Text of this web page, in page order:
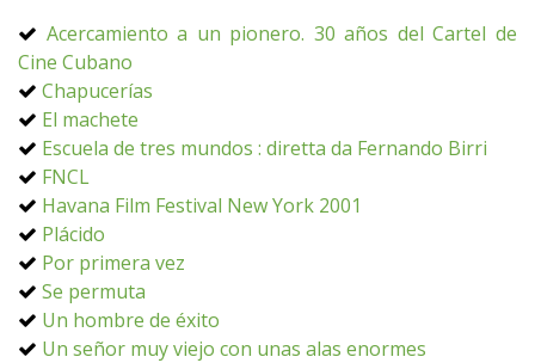
Acercamiento a un pionero. 30 años del Cartel de
Cine Cubano
Chapucerías
El machete
Escuela de tres mundos : diretta da Fernando Birri
FNCL
Havana Film Festival New York 2001
Plácido
Por primera vez
Se permuta
Un hombre de éxito
Un señor muy viejo con unas alas enormes